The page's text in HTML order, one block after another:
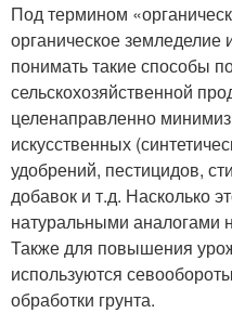
Под термином
органическое земледелие
понимать такие способы
сельскохозяйственной
целенаправленно
искусственных
удобрений, пестицидов,
добавок и т.д. Насколько
натуральными аналогами
Также для повышения
используются
обработки грунта.